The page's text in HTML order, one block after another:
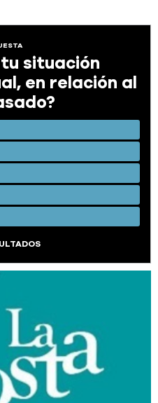
situación
en relación al